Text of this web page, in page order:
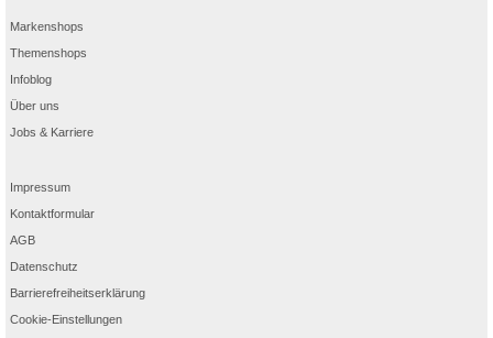
Markenshops
Themenshops
Infoblog
Über uns
Jobs & Karriere
Impressum
Kontaktformular
AGB
Datenschutz
Barrierefreiheitserklärung
Cookie-Einstellungen